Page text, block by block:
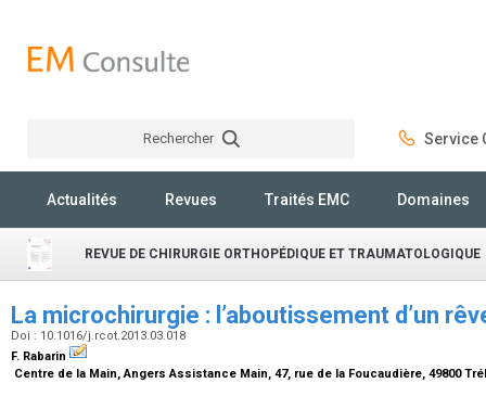
Rechercher Service
Actualités Revues Traités EMC Domaines
REVUE DE CHIRURGIE ORTHOPÉDIQUE ET TRAUMATOLOGIQUE
La microchirurgie : l’aboutissement d’un
Doi : 10.1016/j.rcot.2013.03.018
F. Rabarin
Centre de la Main, Angers Assistance Main, 47, rue de la Foucaudière, 49800